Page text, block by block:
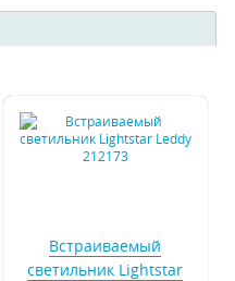
Встраиваемый
светильник Lightstar